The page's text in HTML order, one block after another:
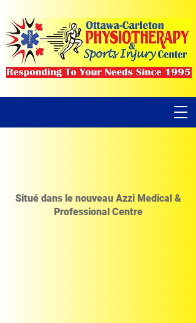
Situé dans le nouveau Azzi Medical &
Professional Centre